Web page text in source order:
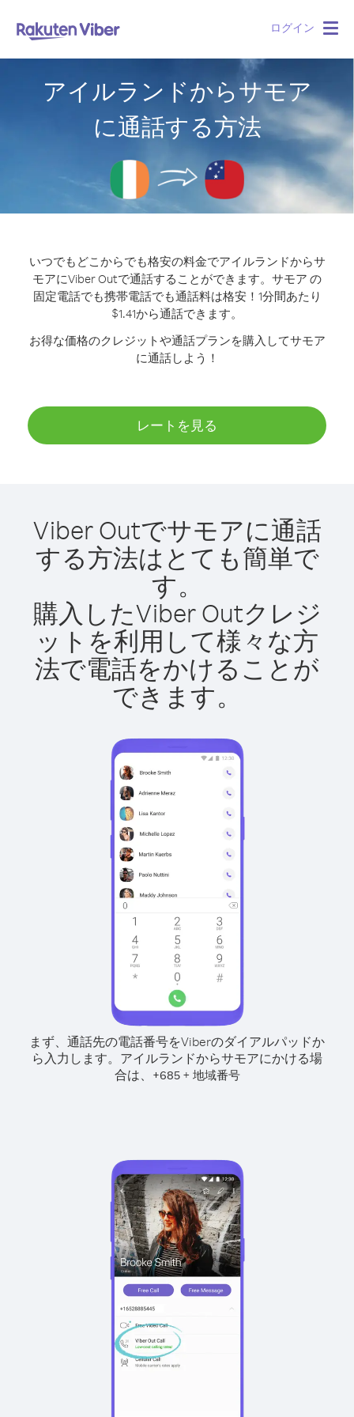
ログイン
アイルランドからサモア
に通話する方法
いつでもどこからでも格安の料金でアイルランドからサ
モアにViber Outで通話することができます。 サモア の
固定電話でも携帯電話でも通話料は格安！1分間あたり
$1.41から通話できます。
お得な価格のクレジットや通話プランを購入してサモア
に通話しよう！
レートを見る
Viber Outでサモアに通話
する方法はとても簡単で
す。
購入したViber Outクレジ
ットを利用して様々な方
法で電話をかけることが
できます。
まず、通話先の電話番号をViberのダイアルパッドか
ら入力します。 アイルランドからサモアにかける場
合は、
+685+ 地域番号